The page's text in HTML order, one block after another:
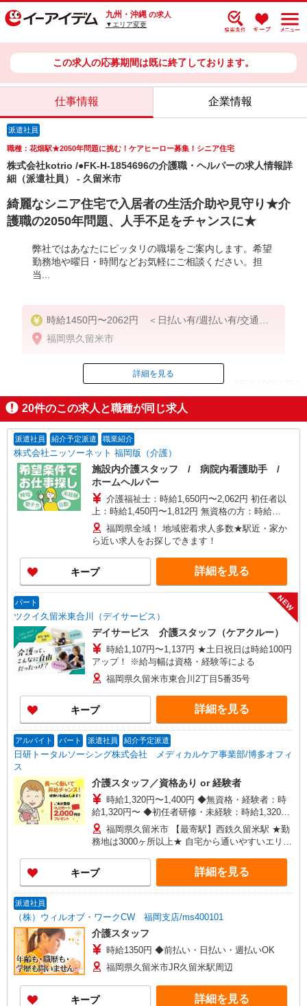
九州・沖縄 の求人
▼エリア変更
この求人の応募期間は既に終了しております。
仕事情報 企業情報
派遣社員
職種：花畑駅★2050年問題に挑む！ケアヒーロー募集！シニア住宅
株式会社kotrio /●FK-H-1854696の介護職・ヘルパーの求人情報詳
細（派遣社員） - 久留米市
綺麗なシニア住宅で入居者の生活介助や見守り★介
護職の2050年問題、人手不足をチャンスに★
弊社ではあなたにピッタリの職場をご案内します。希望
勤務地や曜日・時間などお気軽にご相談ください。担
当...
時給1450円〜2062円 ＜日払い有/週払い有/交通費
全支給(ガソリン代含む)＞
福岡県久留米市
ID：AE0610051754
掲載期間終了
詳細を見る
20件のこの求人と職種が同じ求人
派遣社員 紹介予定派遣 職業紹介
株式会社ニッソーネット 福岡版（介護）
施設内介護スタッフ / 病院内看護助手 /
ホームヘルパー
介護福祉士：時給1,650円〜2,062円 初任者以
上：時給1,450円〜1,812円 無資格の方：時給
1,350円〜1,687円 ※給与幅は勤務先による +交通
費、諸手当（勤務先による） +0円で介護資格が取
れる （別途規定） ★給与日払い制度あり！
福岡県全域！ 地域密着求人多数★駅近・家か
ら近い求人をお探しできます！
キープ 詳細を見る
パート
ツクイ久留米東合川（デイサービス）
NEW
デイサービス 介護スタッフ（ケアクルー）
時給1,107円〜1,137円 ★土日祝日は時給100円
アップ！ ※給与幅は資格・経験等による
福岡県久留米市東合川2丁目5番35号
キープ 詳細を見る
アルバイト パート 派遣社員 紹介予定派遣
日研トータルソーシング株式会社 メディカルケア事業部/博多オフィ
ス
介護スタッフ／資格あり or 経験者
時給1,320円〜1,400円 ◆無資格・経験者：時
給1,320円〜 ◆初任者研修・未経験：時給1,320
円〜 ◆初任者研修・経験者：時給1,350円〜 ◆介
護福祉士：時給1,400円〜 ※経験者は3ヶ月以上 ※
給与幅は経験・能力による ★週払いOK（規定あ
り）
福岡県久留米市 【最寄駅】西鉄久留米駅 ★勤
務地は3000ヶ所以上★ 自宅から通いやすいエリア
キープ 詳細を見る
派遣社員
（株）ウィルオブ・ワークCW 福岡支店/ms400101
介護スタッフ
時給1350円 ◆前払い・日払い・週払いOK
福岡県久留米市JR久留米駅周辺
キープ 詳細を見る